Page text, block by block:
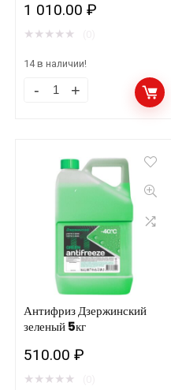
1 010.00₽
★ ★ ★ ★ ★
Антифриз
14 в наличии!
Антифриз Дзержинский
зеленый 5кг
510.00₽
★ ★ ★ ★ ★